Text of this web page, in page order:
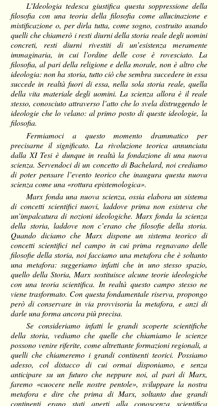
L’Ideologia tedesca giustifica questa soppressione della
filosofia con una teoria della filosofia come allucinazione e
mistificazione o, per dirla tutta, come sogno, costruito usando
quelli che chiamerò i resti diurni della storia reale degli uomini
concreti, resti diurni rivestiti di un’esistenza meramente
immaginaria, in cui l’ordine delle cose è rovesciato. La
filosofia, al pari della religione e della morale, non è altro che
ideologia: non ha storia, tutto ciò che sembra succedere in essa
succede in realtà fuori di essa, nella sola storia reale, quella
della vita materiale degli uomini. La scienza allora è il reale
stesso, conosciuto attraverso l’atto che lo svela distruggendo le
ideologie che lo velano: al primo posto di queste ideologie, la
filosofia.
Fermiamoci a questo momento drammatico per
precisarne il significato. La rivoluzione teorica annunciata
dalla XI Tesi è dunque in realtà la fondazione di una nuova
scienza. Servendoci di un concetto di Bachelard, noi crediamo
di poter pensare l’evento teorico che inaugura questa nuova
scienza come una «rottura epistemologica».
Marx fonda una nuova scienza, ossia elabora un sistema
di concetti scientifici nuovi, laddove prima non esisteva che
un’impalcatura di nozioni ideologiche. Marx fonda la scienza
della storia, laddove non c’erano che filosofie della storia.
Quando diciamo che Marx dispone un sistema teorico di
concetti scientifici nel campo in cui prima regnavano delle
filosofie della storia, noi facciamo una metafora che è soltanto
una metafora: suggeriamo infatti che in uno stesso spazio,
quello della Storia, Marx sostituisce alcune teorie ideologiche
con una teoria scientifica. In realtà questo campo stesso ne
viene trasformato. Con questa fondamentale riserva, propongo
però di conservare in via provvisoria la metafora, e anzi di
darle una forma ancora più precisa.
Se consideriamo infatti le grandi scoperte scientifiche
della storia, vediamo che quelle che chiamiamo le scienze
possono venire riferite, come altrettante formazioni regionali, a
quelli che chiameremo i grandi continenti teorici. Possiamo
adesso, col distacco di cui ormai disponiamo, e senza
anticipare su un futuro che neppure noi, al pari di Marx,
faremo «cuocere nelle nostre pentole», sviluppare la nostra
metafora e dire che prima di Marx, soltanto due grandi
continenti erano stati aperti alla conoscenza scientifica